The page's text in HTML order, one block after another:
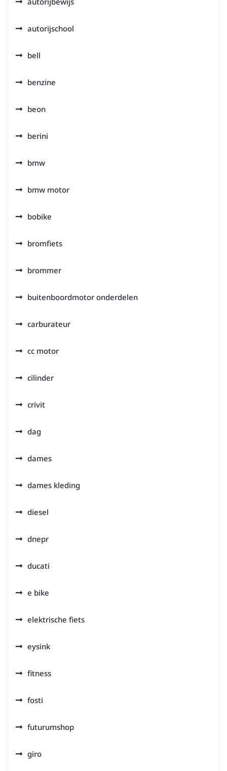
autorijschool
bell
benzine
beon
berini
bmw
bmw motor
bobike
bromfiets
brommer
buitenboordmotor onderdelen
carburateur
cc motor
cilinder
crivit
dag
dames
dames kleding
diesel
dnepr
ducati
e bike
elektrische fiets
eysink
fitness
fosti
futurumshop
giro